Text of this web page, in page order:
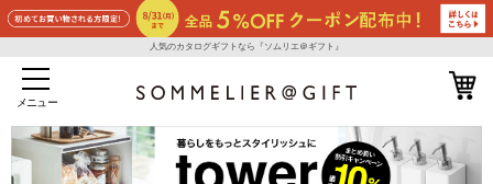
人気のカタログギフトなら『ソムリエ＠ギフト』
メニュー